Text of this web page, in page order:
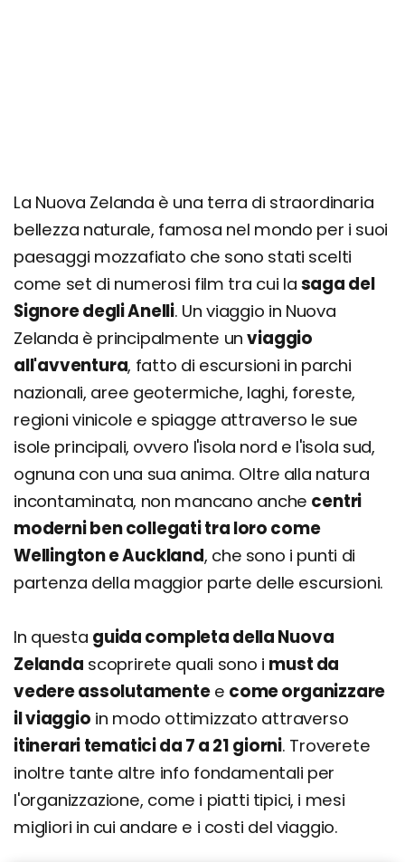
Napier e Hawke's Bay
Penisola di Coromandel
Wanaka
Balclutha e The Catlins
Pancake Rocks
Kaikoura
Wai-O-Tapu Thermal Wonderland
Whakarewarewa Thermal Valley e Redwood
Treewalks
Itinerario Nuova Zelanda Highlights in 7 Giorni
Itinerario Nuova Zelanda Classica in 10 Giorni
Itinerario Nuova Zelanda Sud Adventure in 15
Giorni
Itinerario Grande Viaggio in Nuova Zelanda in 21
Dove si trova e come arrivare
Come muoversi
Cosa si mangia in Nuova Zelanda: piatti e ricette
tradizionali
Hāngi
Meat Pie
Fish and Chips
La Nuova Zelanda è una terra di straordinaria
bellezza naturale, famosa nel mondo per i suoi
paesaggi mozzafiato che sono stati scelti
come set di numerosi film tra cui la saga del
Signore degli Anelli. Un viaggio in Nuova
Zelanda è principalmente unviaggio
all'avventura, fatto di escursioni in parchi
nazionali, aree geotermiche, laghi, foreste,
regioni vinicole e spiagge attraverso le sue
isole principali, ovvero l'isola nord e l'isola sud,
ognuna con una sua anima. Oltre alla natura
incontaminata, non mancano anche centri
moderni ben collegati tra loro come
Wellington e Auckland, che sono i punti di
partenza della maggior parte delle escursioni.
In questa guida completa della Nuova
Zelanda scoprirete quali sono i must da
vedere assolutamentee come organizzare
il viaggio in modo ottimizzato attraverso
itinerari tematici da 7 a 21 giorni. Troverete
inoltre tante altre info fondamentali per
l'organizzazione, come i piatti tipici, i mesi
migliori in cui andare e i costi del viaggio.